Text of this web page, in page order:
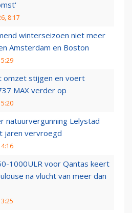
8:17
winterseizoen niet meer
Amsterdam en Boston
omzet stijgen en voert
MAX verder op
natuurvergunning Lelystad
jaren vervroegd
1000ULR voor Qantas keert
na vlucht van meer dan